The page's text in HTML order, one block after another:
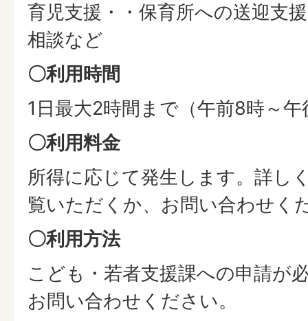
育児支援・・保育所への送迎支
相談など
〇利用時間
1日最大2時間まで（午前8時～
〇利用料金
所得に応じて発生します。詳し
覧いただくか、お問い合わせく
〇利用方法
こども・若者支援課への申請が
お問い合わせください。